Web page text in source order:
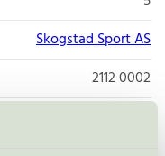
Skogstad Sport AS
2112 0002